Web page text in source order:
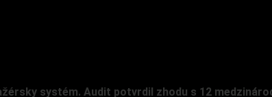
systém. Audit potvrdil zhodu s 12